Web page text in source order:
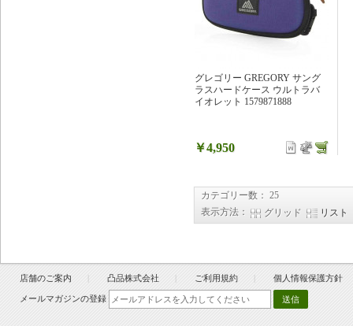
グレゴリー GREGORY サング
ラスハードケース ウルトラバ
イオレット 1579871888
￥4,950
カテゴリー数： 25
表示方法：
グリッド リスト
店舗のご案内 凸品株式会社 ご利用規約 個人情報保護方針
メールマガジンの登録 送信